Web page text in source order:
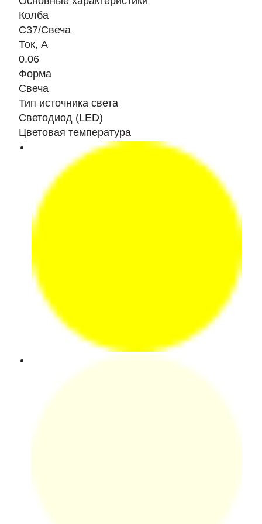
Колба
C37/Свеча
Ток, A
0.06
Форма
Свеча
Тип источника света
Светодиод (LED)
Цветовая температура